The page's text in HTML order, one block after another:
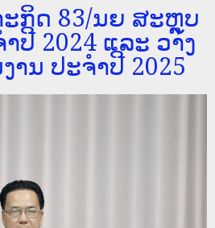
ກິດ 83/ນຍ ສະຫຼຸບ
ປີ 2024 ແລະ ວາງ
ານ ປະຈຳປີ 2025